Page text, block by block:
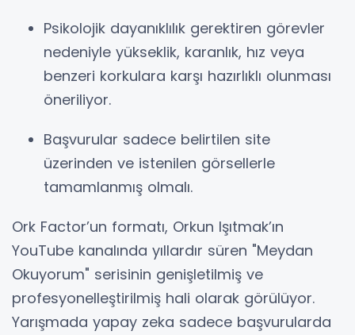
Psikolojik dayanıklılık gerektiren görevler
nedeniyle yükseklik, karanlık, hız veya
benzeri korkulara karşı hazırlıklı olunması
öneriliyor.
Başvurular sadece belirtilen site
üzerinden ve istenilen görsellerle
tamamlanmış olmalı.
Ork Factor’un formatı, Orkun Işıtmak’ın
YouTube kanalında yıllardır süren "Meydan
Okuyorum" serisinin genişletilmiş ve
profesyonelleştirilmiş hali olarak görülüyor.
Yarışmada yapay zeka sadece başvurularda